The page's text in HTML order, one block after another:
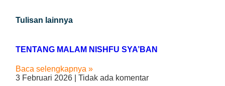
Tulisan lainnya
TENTANG MALAM NISHFU SYA’BAN
Baca selengkapnya »
3 Februari 2026
Tidak ada komentar